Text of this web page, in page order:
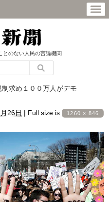
とのない人民の言論機関
求め１００万人がデモ
26日 | Full size is 1260 × 846